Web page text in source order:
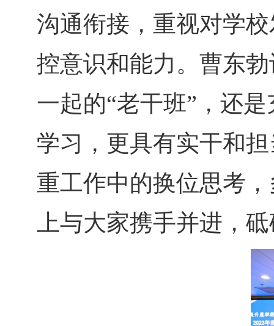
沟通衔接，重视对学
控意识和能力。曹东
一起的“老干班”，还
学习，更具有实干和
重工作中的换位思考
上与大家携手并进，